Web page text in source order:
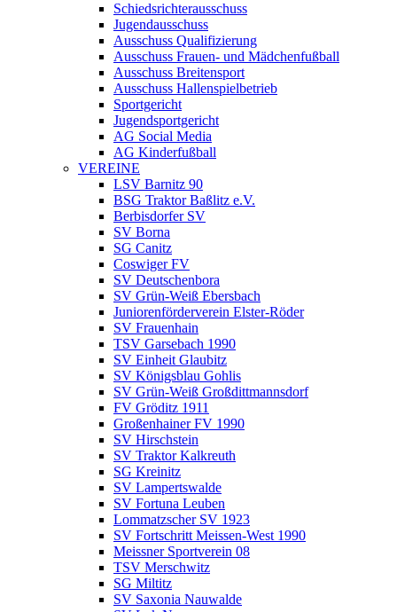
Schiedsrichterausschuss
Jugendausschuss
Ausschuss Qualifizierung
Ausschuss Frauen- und Mädchenfußball
Ausschuss Breitensport
Ausschuss Hallenspielbetrieb
Sportgericht
Jugendsportgericht
AG Social Media
AG Kinderfußball
VEREINE
LSV Barnitz 90
BSG Traktor Baßlitz e.V.
Berbisdorfer SV
SV Borna
SG Canitz
Coswiger FV
SV Deutschenbora
SV Grün-Weiß Ebersbach
Juniorenförderverein Elster-Röder
SV Frauenhain
TSV Garsebach 1990
SV Einheit Glaubitz
SV Königsblau Gohlis
SV Grün-Weiß Großdittmannsdorf
FV Gröditz 1911
Großenhainer FV 1990
SV Hirschstein
SV Traktor Kalkreuth
SG Kreinitz
SV Lampertswalde
SV Fortuna Leuben
Lommatzscher SV 1923
SV Fortschritt Meissen-West 1990
Meissner Sportverein 08
TSV Merschwitz
SG Miltitz
SV Saxonia Nauwalde